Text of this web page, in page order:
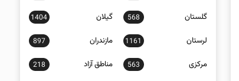
گلستان 568 گیلان 1404
لرستان 1161 مازندران 897
مرکزی 563 مناطق آزاد 218